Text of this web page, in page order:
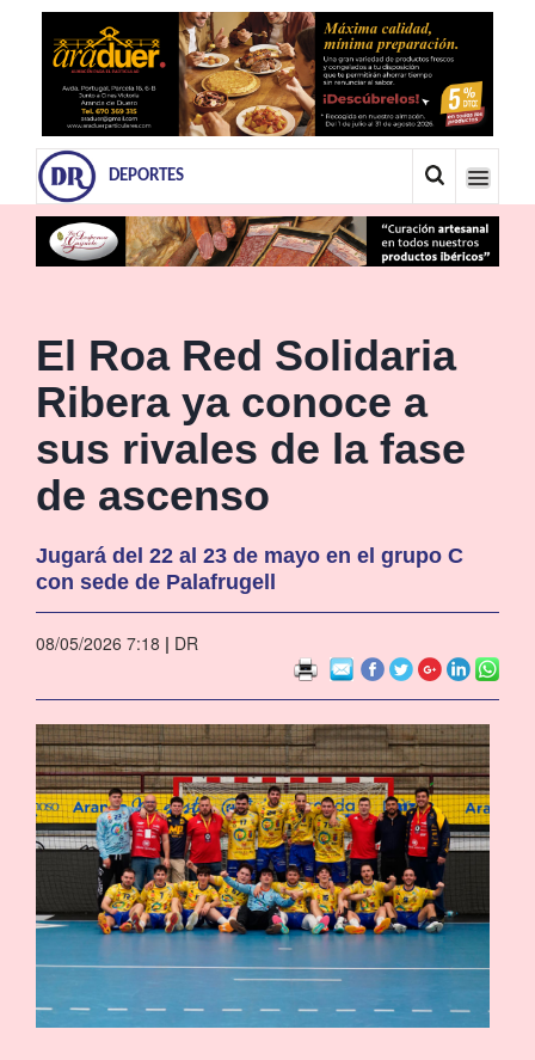
DEPORTES
El Roa Red Solidaria
Ribera ya conoce a
sus rivales de la fase
de ascenso
Jugará del 22 al 23 de mayo en el grupo C
con sede de Palafrugell
08/05/2026 7:18 | DR